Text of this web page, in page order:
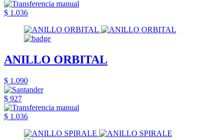
$ 1.036
ANILLO ORBITAL
$ 1.090
$ 927
$ 1.036